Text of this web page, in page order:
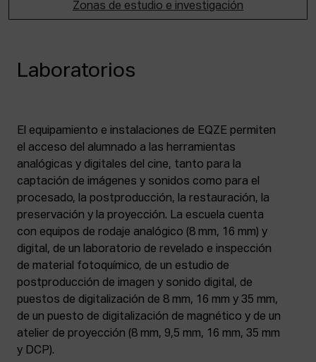
Zonas de estudio e investigación
Laboratorios
El equipamiento e instalaciones de EQZE permiten
el acceso del alumnado a las herramientas
analógicas y digitales del cine, tanto para la
captación de imágenes y sonidos como para el
procesado, la postproducción, la restauración, la
preservación y la proyección. La escuela cuenta
con equipos de rodaje analógico (8 mm, 16 mm) y
digital, de un laboratorio de revelado e inspección
de material fotoquímico, de un estudio de
postproducción de imagen y sonido digital, de
puestos de digitalización de 8 mm, 16 mm y 35 mm,
de un puesto de digitalización de magnético y de un
atelier de proyección (8 mm, 9,5 mm, 16 mm, 35 mm
y DCP).